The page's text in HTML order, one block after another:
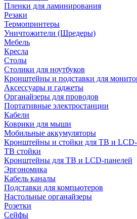
Пленки для ламинирования
Резаки
Термопринтеры
Уничтожители (Шредеры)
Мебель
Кресла
Столы
Столики для ноутбуков
Кронштейны и подставки для
Аксессуары и гаджеты
Органайзеры для проводов
Портативные электростанции
Кабели
Коврики для мыши
Мобильные аккумуляторы
Кронштейны и стойки для ТВ и LCD-
ТВ стойки
Кронштейны для ТВ и LCD-панелей
Эргономика
Кабель каналы
Подставки для компьютеров
Настольные органайзеры
Розетки
Сейфы